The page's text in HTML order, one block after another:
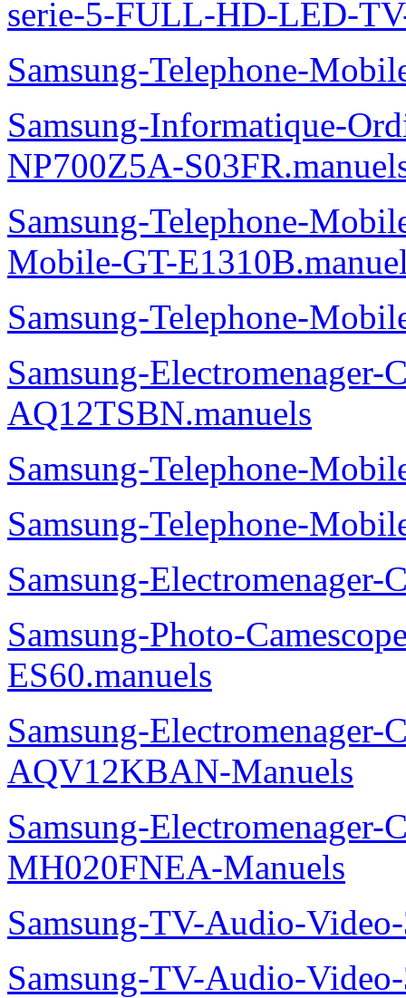
serie-5-FULL-HD-LED-
Samsung-Telephone-
Samsung-Informatique-
NP700Z5A-
Samsung-Telephone-
Mobile-GT-
Samsung-Telephone-
Samsung-Electromenager-
AQ12TSBN.manuels
Samsung-Telephone-
Samsung-Telephone-
Samsung-
Samsung-Photo-
ES60.manuels
Samsung-Electromenager-
AQV12KBAN-Manuels
Samsung-Electromenager-
MH020FNEA-Manuels
Samsung-TV-Audio-
Samsung-TV-Audio-